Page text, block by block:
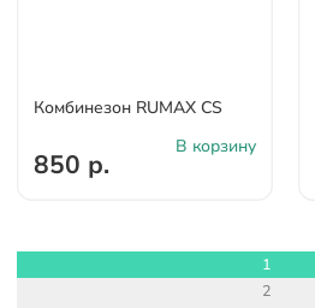
Комбинезон RUMAX CS
850 р.
В корзину
1
2